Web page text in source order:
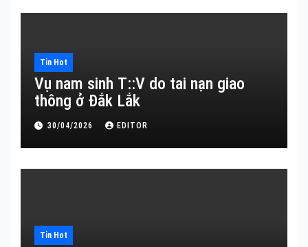
Tin Hot
Vụ nam sinh T::V do tai nạn giao
thông ở Đắk Lắk
30/04/2026 EDITOR
Tin Hot